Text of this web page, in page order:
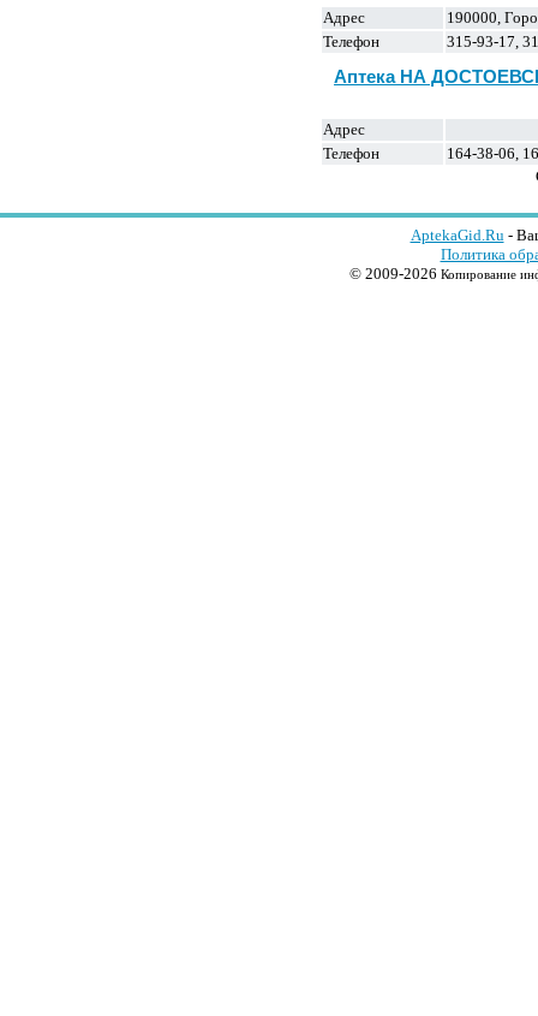
Адрес
190000,
Телефон
315-93-17,
Аптека НА
Адрес
Телефон
164-38-06,
AptekaGid.Ru-
Политика
© 2009-2026 Копирование